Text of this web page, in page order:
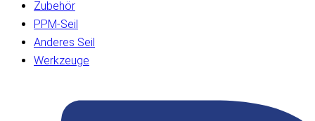
Zubehör
PPM-Seil
Anderes Seil
Werkzeuge